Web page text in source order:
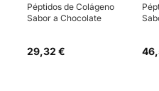
Péptidos de Colágeno
Sabor a Chocolate
29,32 €